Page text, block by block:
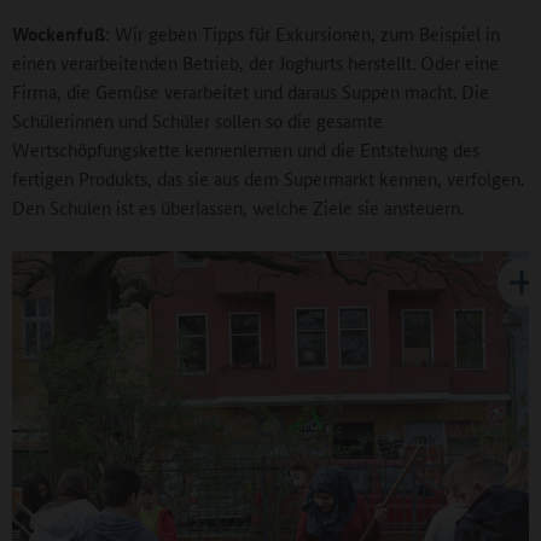
Wockenfuß : Wir geben Tipps für Exkursionen, zum Beispiel in
einen verarbeitenden Betrieb, der Joghurts herstellt. Oder eine
Firma, die Gemüse verarbeitet und daraus Suppen macht. Die
Schülerinnen und Schüler sollen so die gesamte
Wertschöpfungskette kennenlernen und die Entstehung des
fertigen Produkts, das sie aus dem Supermarkt kennen, verfolgen.
Den Schulen ist es überlassen, welche Ziele sie ansteuern.